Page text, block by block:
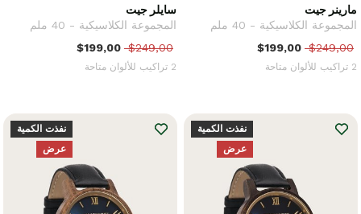
مارينر جيت
المجموعة الكلاسيكية - 40 ملم
$249,00
$199,00
2 تراكيب للألوان متاحة
سايلر جيت
المجموعة الكلاسيكية - 40 ملم
$249,00
$199,00
2 تراكيب للألوان متاحة
نفذت الكمية
عرض
نفذت الكمية
عرض